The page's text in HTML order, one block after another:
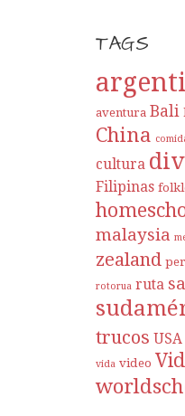
TAGS
aventura Bali
China
cultura
Filipinas
malaysia
zealand
rotorua ruta
trucos USA
vida video